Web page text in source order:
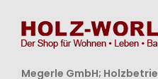
Megerle GmbH;